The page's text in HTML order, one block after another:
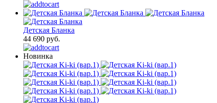
Детская Бланка
44 690 руб.
Новинка